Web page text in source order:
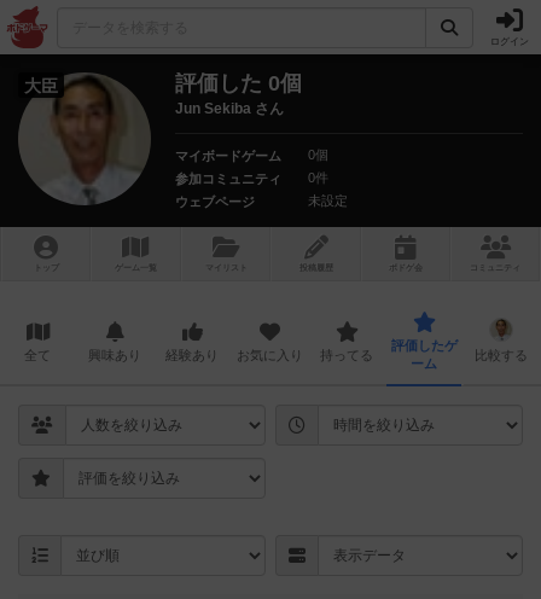
ログイン
大臣 評価した 0個
Jun Sekiba さん
マイボードゲーム
0個
参加コミュニティ
0件
ウェブページ
未設定
トップ ゲーム一覧 マイリスト 投稿履歴 ボ ドゲ コミュニティ
全て 興味あり 経験あり お気に入り 持ってる
評価したゲ
ーム
比較する